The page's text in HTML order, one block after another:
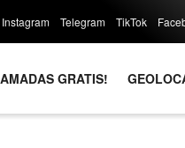
Instagram Telegram TikTok
GRATIS!